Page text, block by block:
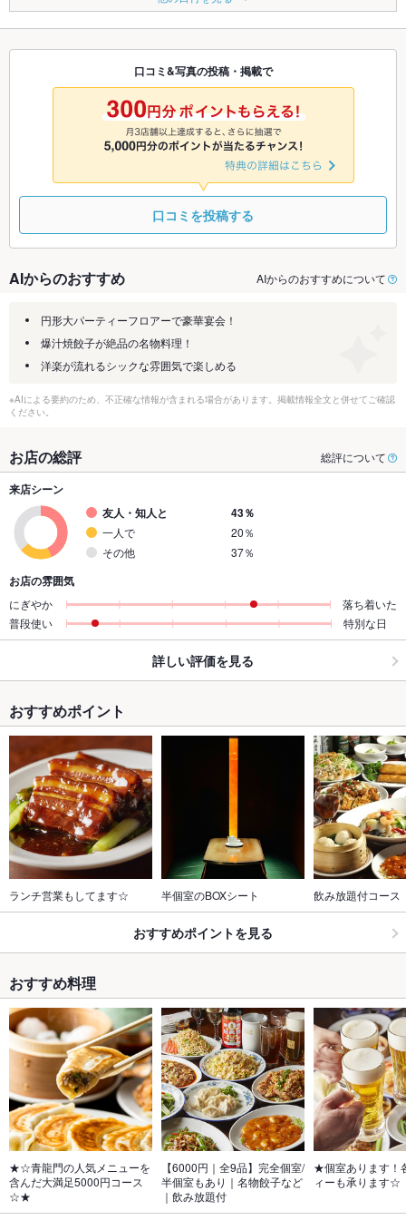
◎ ◎ ◎ ◎ ◎ ◎ ◎
8/29 8/30 8/31
◎
9/1
◎
9/2
◎
9/3 9/4
9/7
◎ ◎ ◎ ◎
口コミ&写真の投稿・掲載で
口コミを投稿する
AIからのおすすめ AIからのおすすめについて
円形大パーティーフロアーで豪華宴会！
爆汁焼餃子が絶品の名物料理！
洋楽が流れるシックな雰囲気で楽しめる
※AIによる要約のため、不正確な情報が含まれる場合があります。掲載情報全文と併せてご確認
ください。
お店の総評 総評について
来店シーン
友人・知人と
43％
一人で
20％
その他
37％
お店の雰囲気
にぎやか
落ち着いた
普段使い
特別な日
詳しい評価を見る
おすすめポイント
ランチ営業もしてます☆ 半個室のBOXシート 飲み放題付コース
おすすめポイントを見る
おすすめ料理
★☆青龍門の人気メニューを
含んだ大満足5000円コース
☆★
【6000円｜全9品】完全個室/
半個室もあり｜名物餃子など
｜飲み放題付
★個室あります！
ィーも承ります☆